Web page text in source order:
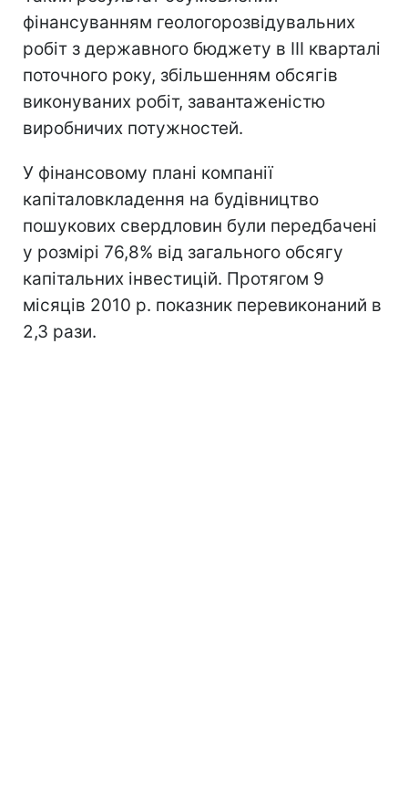
фінансуванням геологорозвідувальних
робіт з державного бюджету в III кварталі
поточного року, збільшенням обсягів
виконуваних робіт, завантаженістю
виробничих потужностей.
У фінансовому плані компанії
капіталовкладення на будівництво
пошукових свердловин були передбачені
у розмірі 76,8% від загального обсягу
капітальних інвестицій. Протягом 9
місяців 2010 р. показник перевиконаний в
2,3 рази.